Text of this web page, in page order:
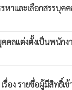
หาและเลือกสรรบุ
คคลแต่งตั้งเป็นพนั
อง รายชื่อผู้มีสิทธิ์เ